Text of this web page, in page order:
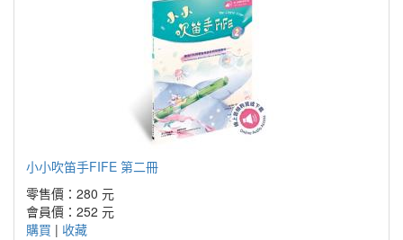
小小吹笛手FIFE 第二冊
零售價：280 元
會員價：252 元
購買 | 收藏